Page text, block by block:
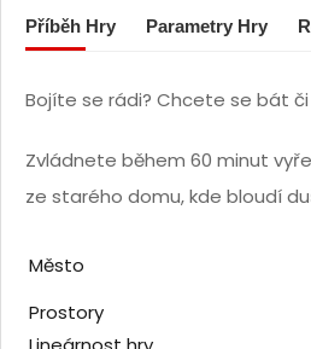
Příběh Hry Parametry Hry
Bojíte se rádi? Chcete se bát
Zvládnete během 60 minut
ze starého domu, kde bloudí
Město
Prostory